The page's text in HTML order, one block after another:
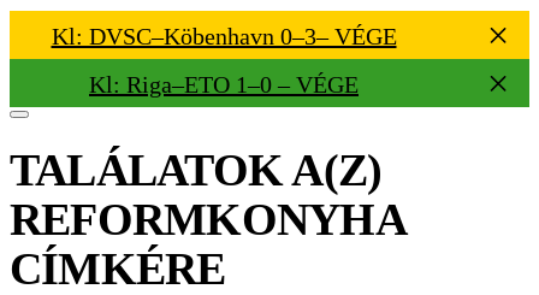
Kl: DVSC–Köbenhavn 0–3– VÉGE
Kl: Riga–ETO 1–0 – VÉGE
TALÁLATOK A(Z)
REFORMKONYHA
CÍMKÉRE